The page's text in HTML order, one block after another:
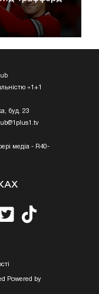
«1+1
буд. 23
медіа - R40-
Powered by